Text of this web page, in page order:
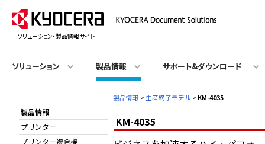
ソリューション・製品情報サイト
ソリューション 製品情報 サポート&ダウンロード
製品情報
プリンター
プリンター複合機
製品情報 > 生産終了モデル > KM-4035
KM-4035